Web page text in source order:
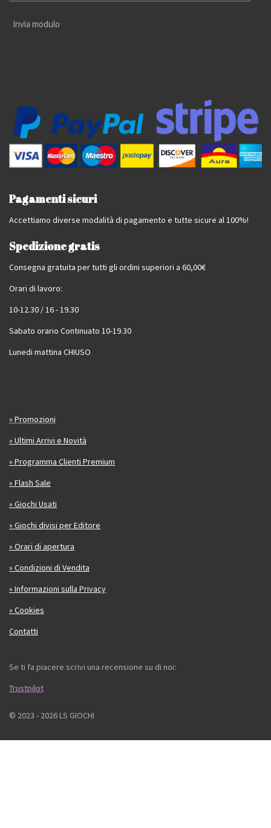
Invia modulo
Pagamenti sicuri
Accettiamo diverse modalità di pagamento e tutte sicure al 100%!
Spedizione gratis
Consegna gratuita per tutti gli ordini superiori a 60,00€
Orari di lavoro:
10-12.30 / 16 - 19.30
Sabato orario Continuato 10-19.30
Lunedi mattina CHIUSO
» Promozioni
» Ultimi Arrivi e Novità
» Programma Clienti Premium
» Flash Sale
» Giochi Usati
» Giochi divisi per Editore
» Orari di apertura
» Condizioni di Vendita
» Informazioni sulla Privacy
» Cookies
Contatti
Se ti fa piacere scrivi una recensione su di noi:
Trustpilot
© 2023 - 2026 LS GIOCHI